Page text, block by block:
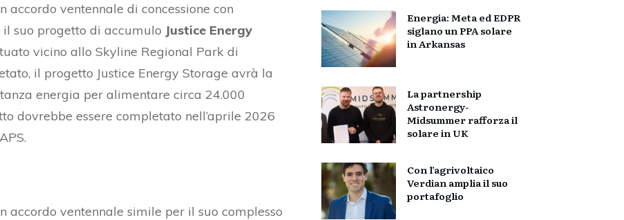
accordo ventennale di concessione con
il suo progetto di accumulo Justice Energy
vicino allo Skyline Regional Park di
il progetto Justice Energy Storage avrà la
energia per alimentare circa 24.000
dovrebbe essere completato nell’aprile 2026
accordo ventennale simile per il suo complesso
Energia: Meta ed EDPR
siglano un PPA solare
in Arkansas
La partnership
Astronergy-
Midsummer rafforza il
solare in UK
Con l’agrivoltaico
Verdian amplia il suo
portafoglio